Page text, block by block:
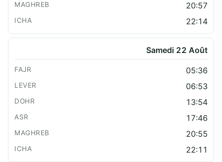
20:57
22:14
Samedi 22 Août
05:36
06:53
13:54
17:46
20:55
22:11